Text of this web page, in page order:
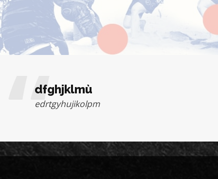
dfghjklmù
edrtgyhujikolpm